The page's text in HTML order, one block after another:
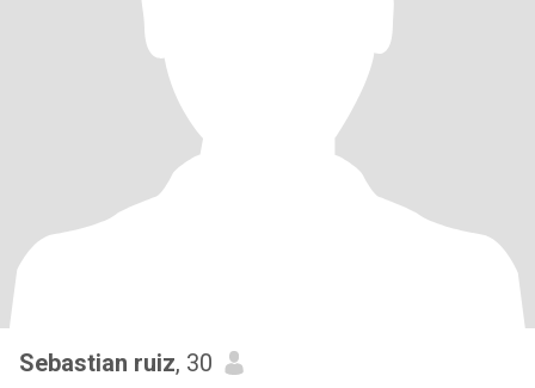
Sebastian ruiz, 30